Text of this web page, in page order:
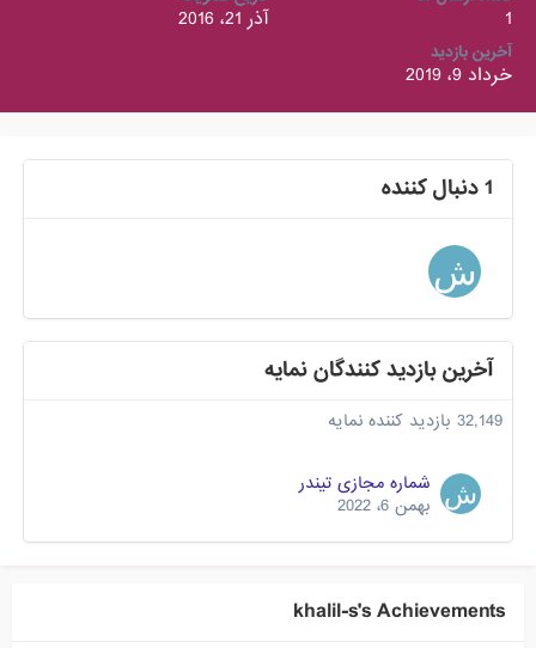
1 آذر 21، 2016
آخرین بازدید
خرداد 9، 2019
1 دنبال کننده
آخرین بازدید کنندگان نمایه
32,149 بازدید کننده نمایه
شماره مجازی تیندر
بهمن 6، 2022
khalil-s's Achievements